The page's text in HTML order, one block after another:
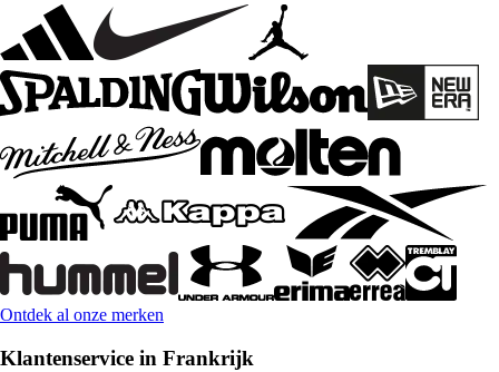
Ontdek al onze merken
Klantenservice in Frankrijk